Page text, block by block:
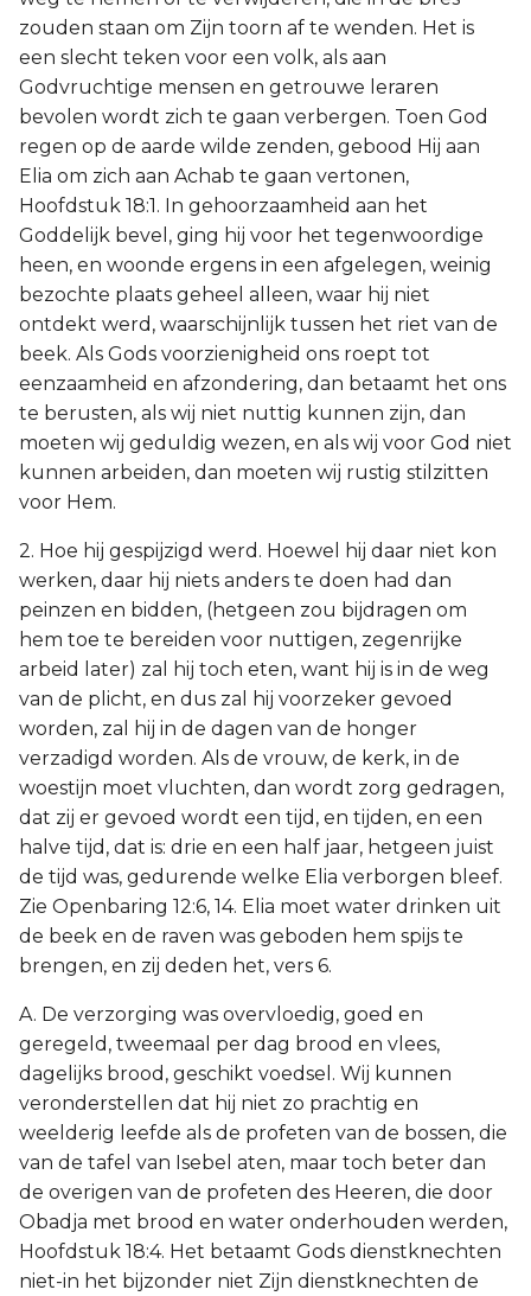
zouden staan om Zijn toorn af te wenden. Het is
een slecht teken voor een volk, als aan
Godvruchtige mensen en getrouwe leraren
bevolen wordt zich te gaan verbergen. Toen God
regen op de aarde wilde zenden, gebood Hij aan
Elia om zich aan Achab te gaan vertonen,
Hoofdstuk 18:1. In gehoorzaamheid aan het
Goddelijk bevel, ging hij voor het tegenwoordige
heen, en woonde ergens in een afgelegen, weinig
bezochte plaats geheel alleen, waar hij niet
ontdekt werd, waarschijnlijk tussen het riet van de
beek. Als Gods voorzienigheid ons roept tot
eenzaamheid en afzondering, dan betaamt het ons
te berusten, als wij niet nuttig kunnen zijn, dan
moeten wij geduldig wezen, en als wij voor God niet
kunnen arbeiden, dan moeten wij rustig stilzitten
voor Hem.
2. Hoe hij gespijzigd werd. Hoewel hij daar niet kon
werken, daar hij niets anders te doen had dan
peinzen en bidden, (hetgeen zou bijdragen om
hem toe te bereiden voor nuttigen, zegenrijke
arbeid later) zal hij toch eten, want hij is in de weg
van de plicht, en dus zal hij voorzeker gevoed
worden, zal hij in de dagen van de honger
verzadigd worden. Als de vrouw, de kerk, in de
woestijn moet vluchten, dan wordt zorg gedragen,
dat zij er gevoed wordt een tijd, en tijden, en een
halve tijd, dat is: drie en een half jaar, hetgeen juist
de tijd was, gedurende welke Elia verborgen bleef.
Zie Openbaring 12:6, 14. Elia moet water drinken uit
de beek en de raven was geboden hem spijs te
brengen, en zij deden het, vers 6.
A. De verzorging was overvloedig, goed en
geregeld, tweemaal per dag brood en vlees,
dagelijks brood, geschikt voedsel. Wij kunnen
veronderstellen dat hij niet zo prachtig en
weelderig leefde als de profeten van de bossen, die
van de tafel van Isebel aten, maar toch beter dan
de overigen van de profeten des Heeren, die door
Obadja met brood en water onderhouden werden,
Hoofdstuk 18:4. Het betaamt Gods dienstknechten
niet-in het bijzonder niet Zijn dienstknechten de